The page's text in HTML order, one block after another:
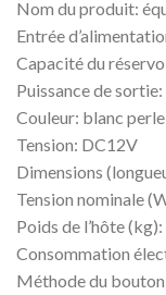
Nom du produit:
Entrée
Capacité du
Puissance de
Couleur: blanc perle
Tension: DC12V
Dimensions
Tension nominale
Poids de l’hôte
Consommation
Méthode du